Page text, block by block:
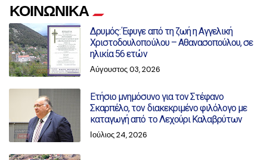
ΚΟΙΝΩΝΙΚΑ
Δρυμός: Έφυγε από τη ζωή η Αγγελική
Χριστοδουλοπούλου – Αθανασοπούλου, σε
ηλικία 56 ετών
Αύγουστος 03, 2026
Ετήσιο μνημόσυνο για τον Στέφανο
Σκαρπέλο, τον διακεκριμένο φιλόλογο με
καταγωγή από το Λεχούρι Καλαβρύτων
Ιούλιος 24, 2026